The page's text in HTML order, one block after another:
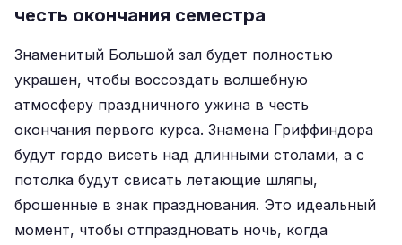
честь окончания семестра
Знаменитый Большой зал будет полностью
украшен, чтобы воссоздать волшебную
атмосферу праздничного ужина в честь
окончания первого курса. Знамена Гриффиндора
будут гордо висеть над длинными столами, а с
потолка будут свисать летающие шляпы,
брошенные в знак празднования. Это идеальный
момент, чтобы отпраздновать ночь, когда